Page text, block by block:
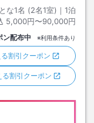
な1名 (2名1室)｜ 1泊
5,000円〜90,000円
ン配布中 ※利用条件あり
割引クーポン
割引クーポン